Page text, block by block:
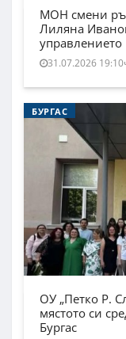
МОН смени
Лиляна
управлението
31.07.2026
БУРГАС
ОУ „Петко Р.
мястото си
Бургас